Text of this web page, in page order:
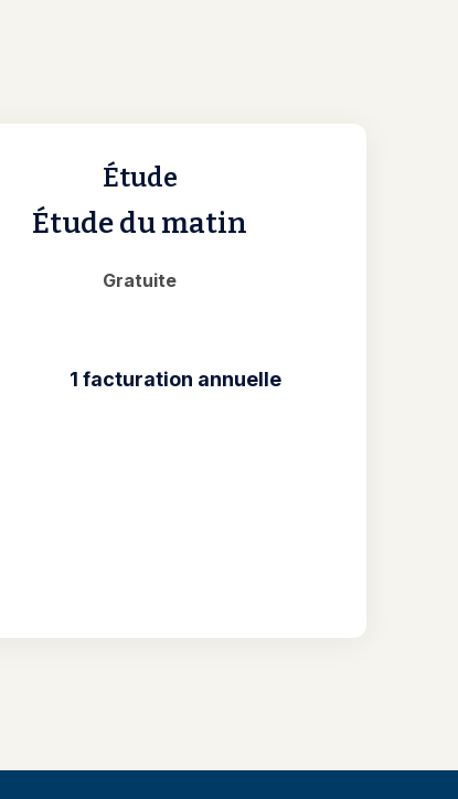
Étude
Étude du matin
Gratuite
1 facturation annuelle